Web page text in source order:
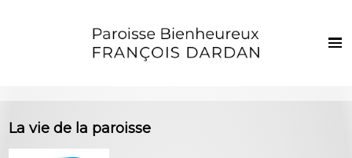
La vie de la paroisse